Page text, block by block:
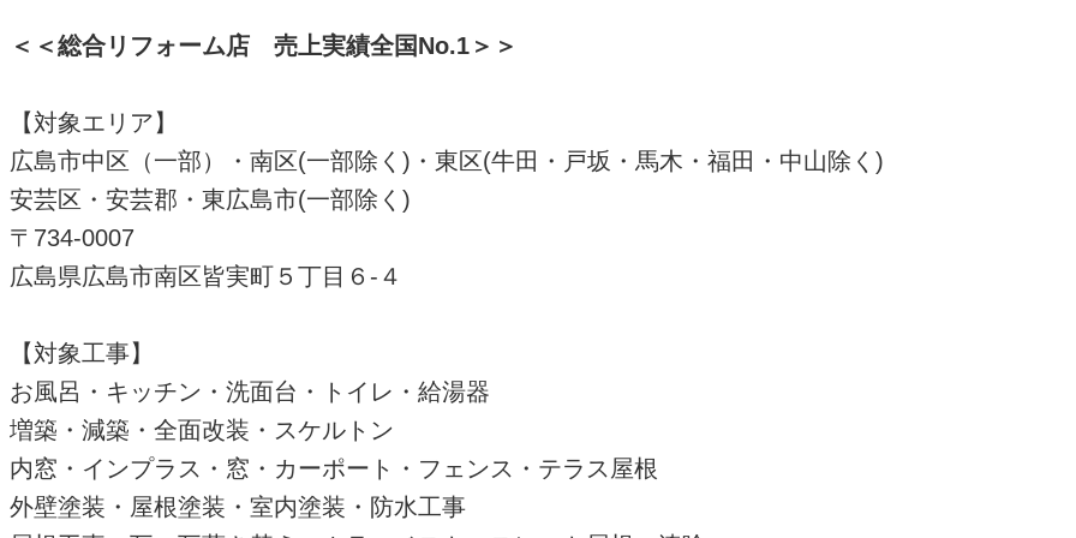
＜＜総合リフォーム店 売上実績全国No.1 ＞＞
【対象エリア】
広島市中区（一部）・南区(一部除く)・東区(牛田・戸坂・馬木・福田・中山除く)
安芸区・安芸郡・東広島市(一部除く)
〒734-0007
広島県広島市南区皆実町５丁目６-４
【対象工事】
お風呂・キッチン・洗面台・トイレ・給湯器
増築・減築・全面改装・スケルトン
内窓・インプラス・窓・カーポート・フェンス・テラス屋根
外壁塗装・屋根塗装・室内塗装・防水工事